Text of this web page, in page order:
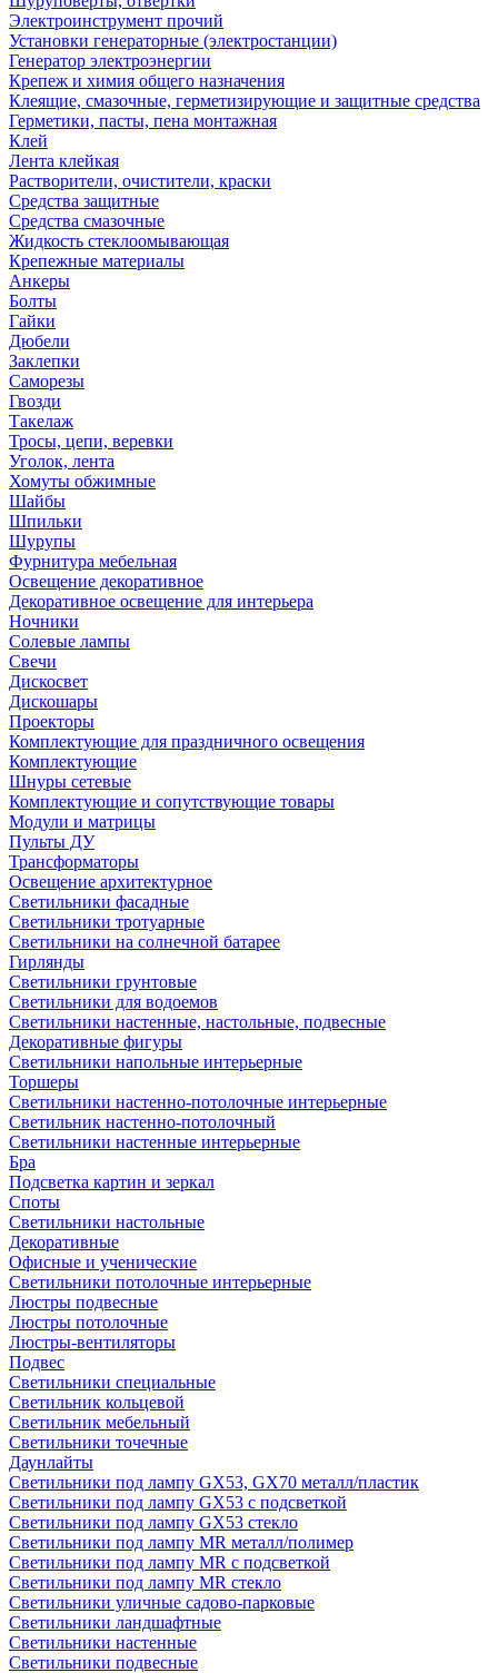
Электроинструмент прочий
Установки генераторные (электростанции)
Генератор электроэнергии
Крепеж и химия общего назначения
Клеящие, смазочные, герметизирующие и защитные средства
Герметики, пасты, пена монтажная
Клей
Лента клейкая
Растворители, очистители, краски
Средства защитные
Средства смазочные
Жидкость стеклоомывающая
Крепежные материалы
Анкеры
Болты
Гайки
Дюбели
Заклепки
Саморезы
Гвозди
Такелаж
Тросы, цепи, веревки
Уголок, лента
Хомуты обжимные
Шайбы
Шпильки
Шурупы
Фурнитура мебельная
Освещение декоративное
Декоративное освещение для интерьера
Ночники
Солевые лампы
Свечи
Дискосвет
Дискошары
Проекторы
Комплектующие для праздничного освещения
Комплектующие
Шнуры сетевые
Комплектующие и сопутствующие товары
Модули и матрицы
Пульты ДУ
Трансформаторы
Освещение архитектурное
Светильники фасадные
Светильники тротуарные
Светильники на солнечной батарее
Гирлянды
Светильники грунтовые
Светильники для водоемов
Светильники настенные, настольные, подвесные
Декоративные фигуры
Светильники напольные интерьерные
Торшеры
Светильники настенно-потолочные интерьерные
Светильник настенно-потолочный
Светильники настенные интерьерные
Бра
Подсветка картин и зеркал
Споты
Светильники настольные
Декоративные
Офисные и ученические
Светильники потолочные интерьерные
Люстры подвесные
Люстры потолочные
Люстры-вентиляторы
Подвес
Светильники специальные
Светильник кольцевой
Светильник мебельный
Светильники точечные
Даунлайты
Светильники под лампу GX53, GX70 металл/пластик
Светильники под лампу GX53 с подсветкой
Светильники под лампу GX53 стекло
Светильники под лампу MR металл/полимер
Светильники под лампу MR с подсветкой
Светильники под лампу MR стекло
Светильники уличные садово-парковые
Светильники ландшафтные
Светильники настенные
Светильники подвесные